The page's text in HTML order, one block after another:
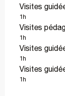
Visites
1h
Visites
1h
Visites
1h
Visites
1h